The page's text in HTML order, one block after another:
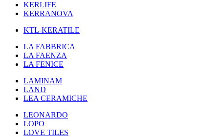
KERLIFE
KERRANOVA
KTL-KERATILE
LA FABBRICA
LA FAENZA
LA FENICE
LAMINAM
LAND
LEA CERAMICHE
LEONARDO
LOPO
LOVE TILES